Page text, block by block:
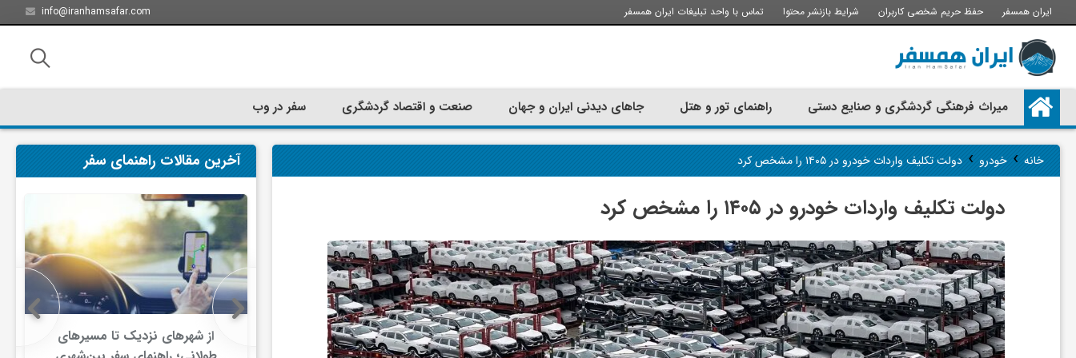
ایران همسفر حفظ حریم شخصی کاربران شرایط بازنشر محتوا تماس با واحد تبلیغات ایران همسفر info@iranhamsafar.com
م
ی
میراث فرهنگی گردشگری و صنایع دستی راهنمای تور و هتل جاهای دیدنی ایران و جهان صنعت و اقتصاد گردشگری سفر در وب
خانه›خودرو›دولت تکلیف واردات خودرو در ۱۴۰۵ را مشخص کرد
دولت تکلیف واردات خودرو در ۱۴۰۵ را مشخص کرد
آخرین مقالات راهنمای سفر
تجربه سفر با اتوبوس به استانبول؛
ارزان ترین زمان سفر کیش چه
از شهرهای نزدیک تا مسیرهای